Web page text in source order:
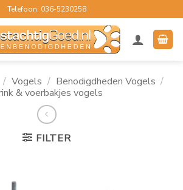
Telefoon: 036-5230258
/ Vogels / Benodigdheden Vogels /
& voerbakjes vogels
FILTER